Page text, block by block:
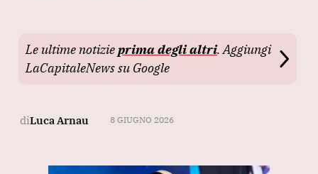
Le ultime notizieprima degli altri. Aggiungi
LaCapitaleNews su Google
diLuca Arnau 8 GIUGNO 2026